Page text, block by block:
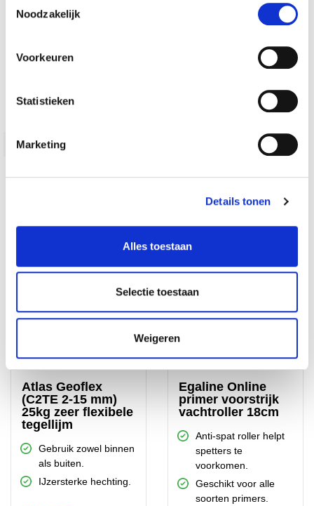
Noodzakelijk
Voorkeuren
Statistieken
Marketing
Details tonen
Alles toestaan
Selectie toestaan
Weigeren
Aanvullende informatie
Gewicht
Gerelateerde producten
Atlas Geoflex
(C2TE 2-15 mm)
25kg zeer flexibele
tegellijm
Gebruik zowel binnen
als buiten.
IJzersterke hechting.
Egaline Online
primer voorstrijk
vachtroller 18cm
Anti-spat roller helpt
spetters te
voorkomen.
Geschikt voor alle
soorten primers.